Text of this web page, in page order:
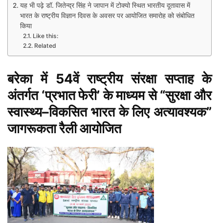
यह भी पढ़े डॉ. जितेन्द्र सिंह ने जापान में टोक्यो स्थित भारतीय दूतावास में
भारत के राष्ट्रीय विज्ञान दिवस के अवसर पर आयोजित समारोह को संबोधित
किया
Like this:
Related
बरेका में 54वें राष्ट्रीय संरक्षा सप्ताह के
अंतर्गत ‘प्रभात फेरी’ के माध्यम से “सुरक्षा और
स्वास्थ्य–विकसित भारत के लिए अत्यावश्यक”
जागरूकता रैली आयोजित